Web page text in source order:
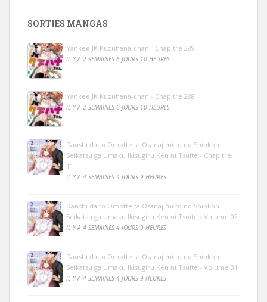
SORTIES MANGAS
Yankee JK Kuzuhana-chan - Chapitre 289
IL Y A 2 SEMAINES 6 JOURS 10 HEURES
Yankee JK Kuzuhana-chan - Chapitre 288
IL Y A 2 SEMAINES 6 JOURS 10 HEURES
Danshi da to Omotteita Osanajimi to no Shinkon
Seikatsu ga Umaku Ikisugiru Ken ni Tsuite - Chapitre
11
IL Y A 4 SEMAINES 4 JOURS 9 HEURES
Danshi da to Omotteita Osanajimi to no Shinkon
Seikatsu ga Umaku Ikisugiru Ken ni Tsuite - Volume 02
IL Y A 4 SEMAINES 4 JOURS 9 HEURES
Danshi da to Omotteita Osanajimi to no Shinkon
Seikatsu ga Umaku Ikisugiru Ken ni Tsuite - Volume 01
IL Y A 4 SEMAINES 4 JOURS 9 HEURES